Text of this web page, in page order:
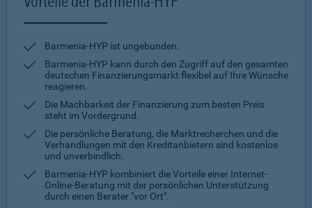
Barmenia-HYP ist ungebunden.
Barmenia-HYP kann durch den Zugriff auf den gesamten
deutschen Finanzierungsmarkt flexibel auf Ihre Wünsche
reagieren.
Die Machbarkeit der Finanzierung zum besten Preis
steht im Vordergrund.
Die persönliche Beratung, die Marktrecherchen und die
Verhandlungen mit den Kreditanbietern sind kostenlos
und unverbindlich.
Barmenia-HYP kombiniert die Vorteile einer Internet-
Online-Beratung mit der persönlichen Unterstützung
durch einen Berater "vor Ort".